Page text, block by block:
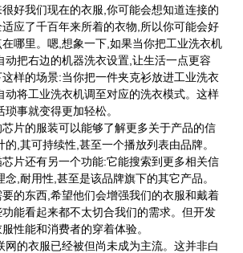
好我们现在的衣服,你可能会想知道连接的
应了千百年来所着的衣物,所以你可能会好
哪里。嗯,想象一下,如果当你把工业洗衣机
动把右边的机器洗衣设置,让生活一点更容
样的场景:当你把一件夹克衫放进工业洗衣
动将工业洗衣机调至对应的洗衣模式。这样
事就变得更加轻松。
片的服装可以能够了解更多关于产品的信
,其可持续性,甚至一个播放列表由品牌。
片还有另一个功能:它能搜索到更多相关信
,耐用性,甚至是该品牌旗下的其它产品。
的东西,希望他们会增强我们的衣服和戴着
能看起来都不太切合我们的需求。但开发
性能和消费者的穿着体验。
网的衣服已经被但尚未成为主流。这并非白